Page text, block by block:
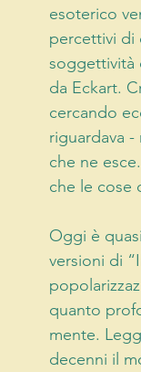
esoterico
percettivi di
soggettività
da Eckart.
cercando
riguardava
che ne
che le cose
Oggi è
versioni di
quanto
mente.
decenni il